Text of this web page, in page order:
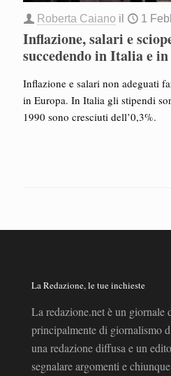
Roberta Caiano il 1
Inflazione, salari e
succedendo in Italia e
Inflazione e salari non adeguati
in Europa. In Italia gli stipendi
1990 sono cresciuti dell’0,3%.
La Redazione, le tue inchieste
La redazione.net è un giornale
principalmente di giornalismo
una redazione diffusa e un
segnalare argomenti e